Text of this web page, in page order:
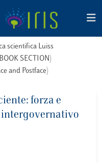
scientifica Luiss
SECTION)
and Postface)
forza e
intergovernativo